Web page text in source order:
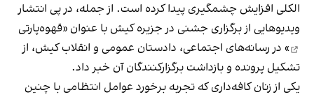
الکلی افزایش چشمگیری پیدا کرده است. از جمله، در پی انتشار
ویدیوهایی از برگزاری جشنی در جزیره کیش با عنوان «قهوه‌پارتی
» در رسانه‌های اجتماعی، دادستان عمومی و انقلاب کیش، از
تشکیل پرونده و بازداشت برگزارکنندگان آن خبر داد.
یکی از زنان کافه‌داری که تجربه برخورد عوامل انتظامی با چنین